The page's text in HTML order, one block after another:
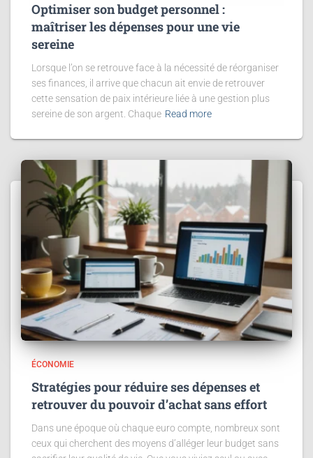
Optimiser son budget personnel :
maîtriser les dépenses pour une vie
sereine
Lorsque l’on se retrouve face à la nécessité de réorganiser
ses finances, il arrive que chacun ait envie de retrouver
cette sensation de paix intérieure liée à une gestion plus
sereine de son argent. Chaque Read more
ÉCONOMIE
Stratégies pour réduire ses dépenses et
retrouver du pouvoir d’achat sans effort
Dans une époque où chaque euro compte, nombreux sont
ceux qui cherchent des moyens d’alléger leur budget sans